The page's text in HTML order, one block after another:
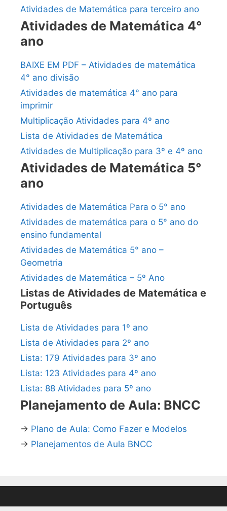
Atividades de Matemática para terceiro ano
Atividades de Matemática 4°
ano
BAIXE EM PDF – Atividades de matemática
4° ano divisão
Atividades de matemática 4° ano para
imprimir
Multiplicação Atividades para 4º ano
Lista de Atividades de Matemática
Atividades de Multiplicação para 3º e 4º ano
Atividades de Matemática 5°
ano
Atividades de Matemática Para o 5° ano
Atividades de matemática para o 5° ano do
ensino fundamental
Atividades de Matemática 5° ano –
Geometria
Atividades de Matemática – 5º Ano
Listas de Atividades de Matemática e
Português
Lista de Atividades para 1º ano
Lista de Atividades para 2º ano
Lista: 179 Atividades para 3º ano
Lista: 123 Atividades para 4º ano
Lista: 88 Atividades para 5º ano
Planejamento de Aula: BNCC
→ Plano de Aula: Como Fazer e Modelos
→ Planejamentos de Aula BNCC